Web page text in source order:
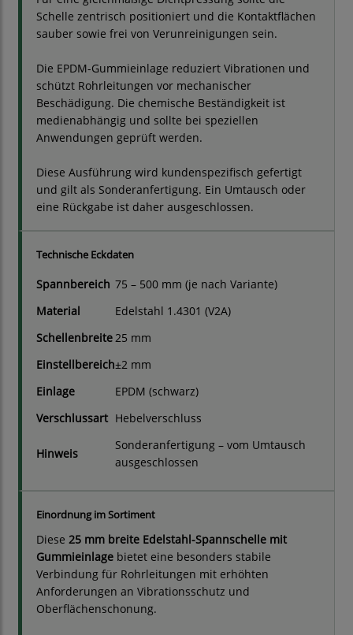
Schelle zentrisch positioniert und die Kontaktflächen
sauber sowie frei von Verunreinigungen sein.
Die EPDM-Gummieinlage reduziert Vibrationen und
schützt Rohrleitungen vor mechanischer
Beschädigung. Die chemische Beständigkeit ist
medienabhängig und sollte bei speziellen
Anwendungen geprüft werden.
Diese Ausführung wird kundenspezifisch gefertigt
und gilt als Sonderanfertigung. Ein Umtausch oder
eine Rückgabe ist daher ausgeschlossen.
Technische Eckdaten
Spannbereich 75 – 500 mm (je nach Variante)
Material
Edelstahl 1.4301 (V2A)
Schellenbreite25 mm
Einstellbereich±2 mm
Einlage
EPDM (schwarz)
Verschlussart Hebelverschluss
Hinweis
Sonderanfertigung – vom Umtausch
ausgeschlossen
Einordnung im Sortiment
Diese 25 mm breite Edelstahl-Spannschelle mit
Gummieinlage bietet eine besonders stabile
Verbindung für Rohrleitungen mit erhöhten
Anforderungen an Vibrationsschutz und
Oberflächenschonung.